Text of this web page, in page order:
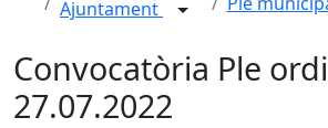
Ajuntament
Convocatòria Ple
27.07.2022